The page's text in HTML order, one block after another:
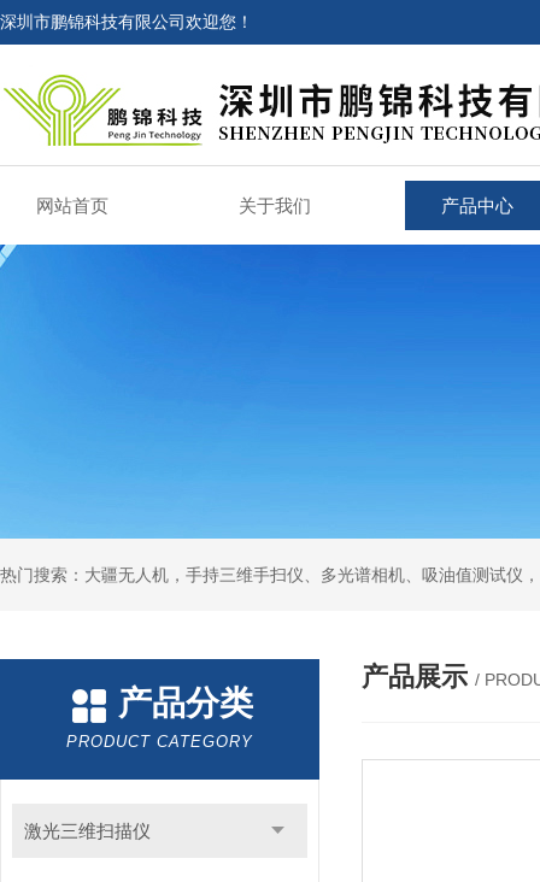
深圳市鹏锦科技有限公司欢迎您！
网站首页 关于我们 产品中心
热门搜索：大疆无人机，手持三维手扫仪、多光谱相机、吸油值测试仪
产品分类
PRODUCT CATEGORY
激光三维扫描仪
产品展示 /